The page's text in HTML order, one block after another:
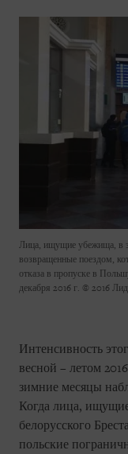
Лица, ищущие убежища, в
возвращенные поездом,
отказа в пропуске в
декабря 2016 г. © 2016
Интенсивность
весной – летом
зимние месяцы
Когда лица,
белорусского
польские